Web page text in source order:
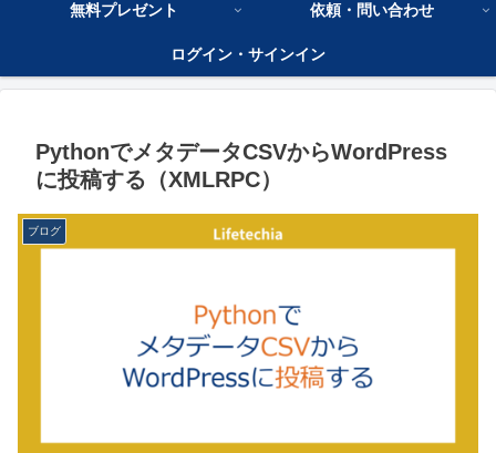
無料プレゼント 依頼・問い合わせ
ログイン・サインイン
PythonでメタデータCSVからWordPress
に投稿する（XMLRPC）
ブログ